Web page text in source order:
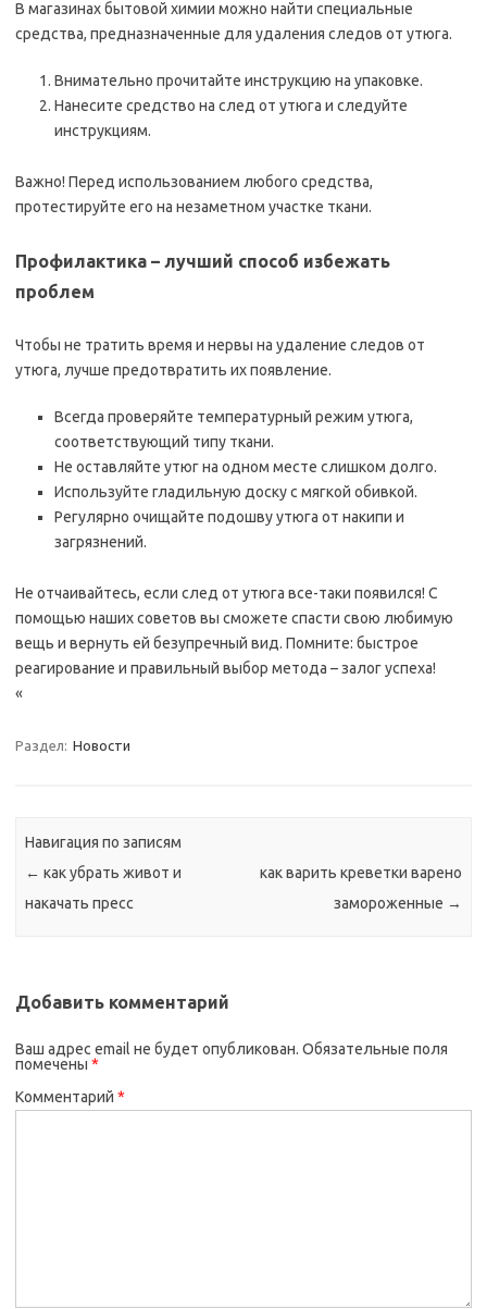
В магазинах бытовой химии можно найти специальные
средства, предназначенные для удаления следов от утюга.
Внимательно прочитайте инструкцию на упаковке.
Нанесите средство на след от утюга и следуйте
инструкциям.
Важно! Перед использованием любого средства,
протестируйте его на незаметном участке ткани.
Профилактика – лучший способ избежать
проблем
Чтобы не тратить время и нервы на удаление следов от
утюга, лучше предотвратить их появление.
Всегда проверяйте температурный режим утюга,
соответствующий типу ткани.
Не оставляйте утюг на одном месте слишком долго.
Используйте гладильную доску с мягкой обивкой.
Регулярно очищайте подошву утюга от накипи и
загрязнений.
Не отчаивайтесь, если след от утюга все-таки появился! С
помощью наших советов вы сможете спасти свою любимую
вещь и вернуть ей безупречный вид. Помните: быстрое
реагирование и правильный выбор метода – залог успеха!
«
Раздел: Новости
Навигация по записям
← как убрать живот и
накачать пресс
как варить креветки варено
замороженные →
Добавить комментарий
Ваш адрес email не будет опубликован. Обязательные поля
помечены *
Комментарий *